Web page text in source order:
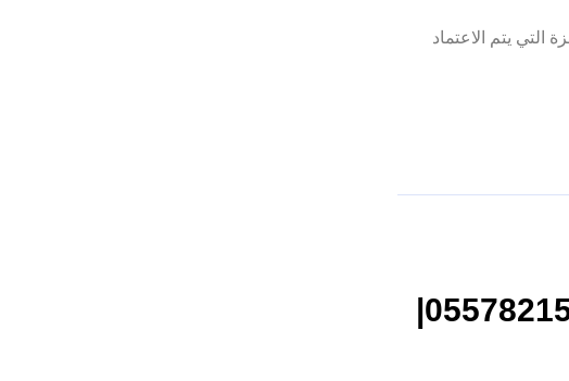
يتم الاعتماد
تفصيل وتركيب مطابخ في العين |0557821580|